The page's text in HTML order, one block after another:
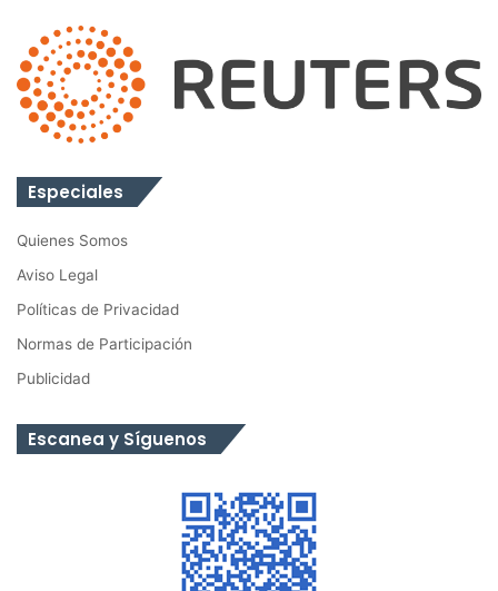
Especiales
Quienes Somos
Aviso Legal
Políticas de Privacidad
Normas de Participación
Publicidad
Escanea y Síguenos